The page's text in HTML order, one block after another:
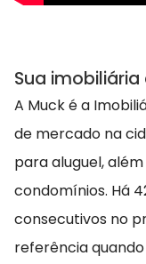
Sua
A Muck é a
de mercado na
para aluguel,
condomínios. Há
consecutivos no
referência